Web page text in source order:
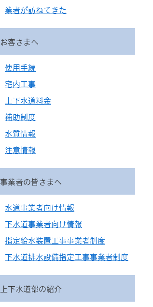
業者が訪ねてきた
お客さまへ
使用手続
宅内工事
上下水道料金
補助制度
水質情報
注意情報
事業者の皆さまへ
水道事業者向け情報
下水道事業者向け情報
指定給水装置工事事業者制度
下水道排水設備指定工事事業者制度
上下水道部の紹介